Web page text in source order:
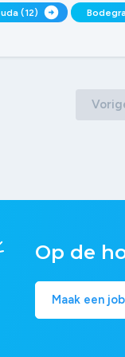
(12) arrow_circle_right
Op de
Maak een